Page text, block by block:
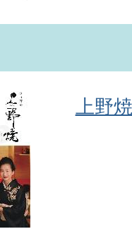
上野